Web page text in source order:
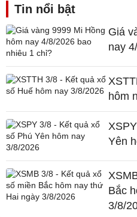
Tin nổi bật
Giá
nay
hôm
Yên
Bắc
3/8/